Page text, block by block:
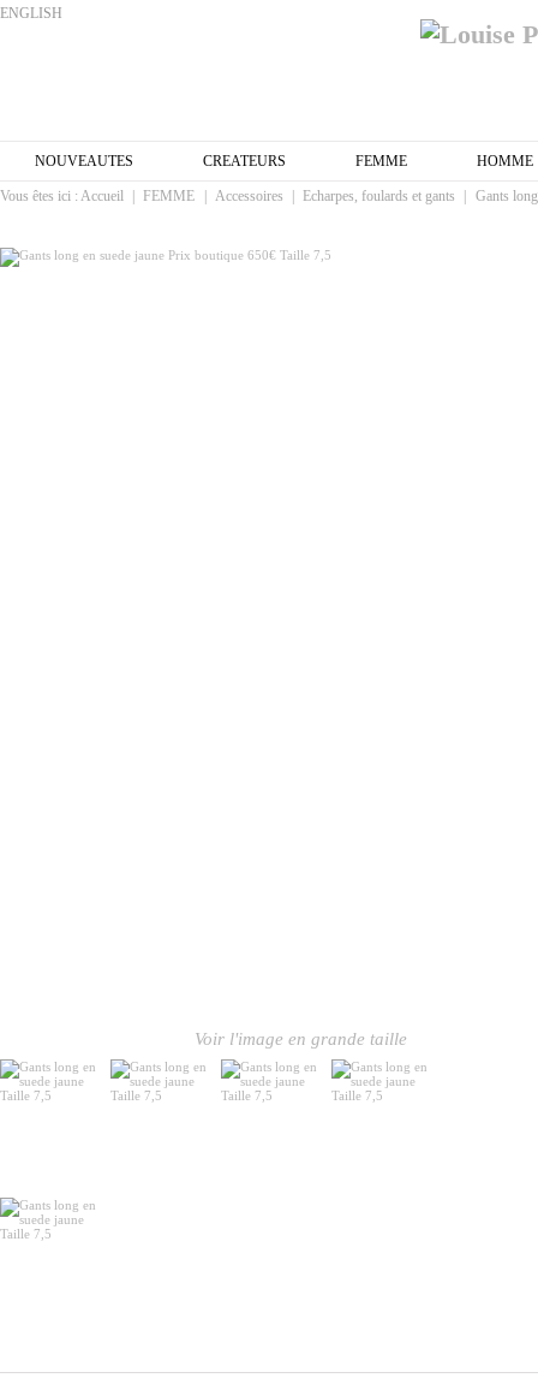
ENGLISH
NOUVEAUTES CREATEURS FEMME HOMME
Vous êtes ici : Accueil FEMME Accessoires Echarpes, foulards et gants Gants
Voir l'image en grande taille